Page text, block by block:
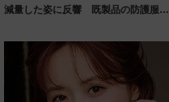
減量した姿に反響 既製品の防護服が